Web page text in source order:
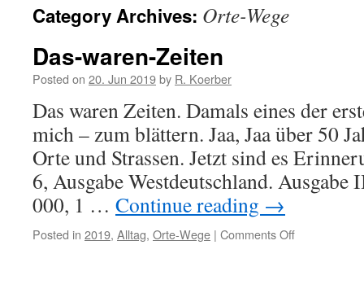
Category Archives: Orte-Wege
Das-waren-Zeiten
Posted on 20. Jun 2019by R. Koerber
Das waren Zeiten. Damals eines der
mich – zum blättern. Jaa, Jaa über 50
Orte und Strassen. Jetzt sind es
6, Ausgabe Westdeutschland.
000, 1 … Continue reading →
Posted in 2019, Alltag, Orte-Wege | Comments Off